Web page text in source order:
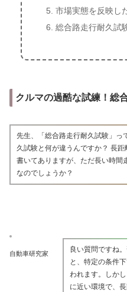
市場実態を反映し
総合路走行耐久試
クルマの過酷な試練！総
先生、「総合路走行耐久試験」っ
久試験と何が違うんですか？ 長距
書いてありますが、ただ長い時間
なのでしょうか？
自動車研究家
良い質問ですね
と、特定の条件
われます。しか
に近い環境で、